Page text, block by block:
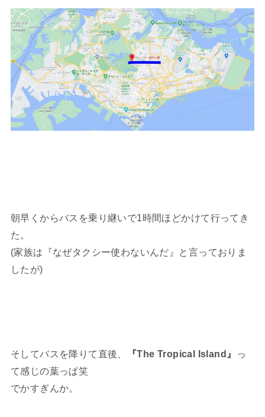
朝早くからバスを乗り継いで1時間ほどかけて行ってき
た。
(家族は『なぜタクシー使わないんだ』と言っておりま
したが)
そしてバスを降りて直後、 『The Tropical Island』
っ
て感じの葉っぱ笑
でかすぎんか。